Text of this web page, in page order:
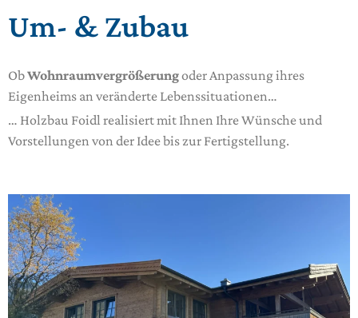
Um- & Zubau
ObWohnraumvergrößerungoder Anpassung ihres
Eigenheims an veränderte Lebenssituationen…
… Holzbau Foidl realisiert mit Ihnen Ihre Wünsche und
Vorstellungen von der Idee bis zur Fertigstellung.